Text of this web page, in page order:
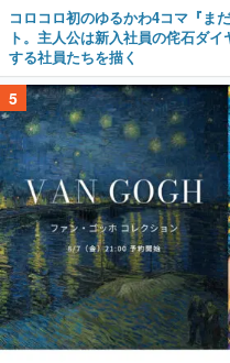
コロコロ初のゆるかわ4コマ『ま
ト。主人公は新入社員の侘石ダ
する社員たちを描く
5